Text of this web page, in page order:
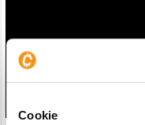
Cookie